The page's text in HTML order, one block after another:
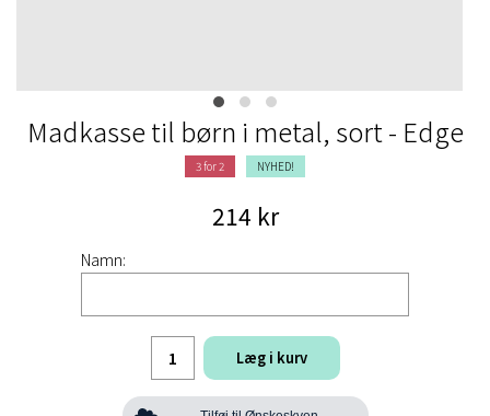
Madkasse til børn i metal, sort - Edge
3 for 2 NYHED!
214 kr
Namn:
Læg i kurv